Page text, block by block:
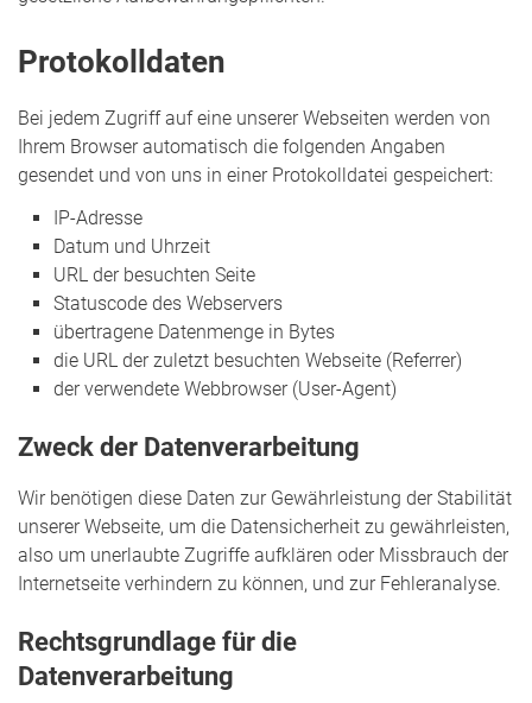
Protokolldaten
Bei jedem Zugriff auf eine unserer Webseiten werden von
Ihrem Browser automatisch die folgenden Angaben
gesendet und von uns in einer Protokolldatei gespeichert:
IP-Adresse
Datum und Uhrzeit
URL der besuchten Seite
Statuscode des Webservers
übertragene Datenmenge in Bytes
die URL der zuletzt besuchten Webseite (Referrer)
der verwendete Webbrowser (User-Agent)
Zweck der Datenverarbeitung
Wir benötigen diese Daten zur Gewährleistung der Stabilität
unserer Webseite, um die Datensicherheit zu gewährleisten,
also um unerlaubte Zugriffe aufklären oder Missbrauch der
Internetseite verhindern zu können, und zur Fehleranalyse.
Rechtsgrundlage für die
Datenverarbeitung